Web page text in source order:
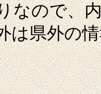
なので、
は県外の